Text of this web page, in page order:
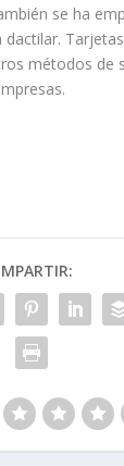
se ha
métodos de